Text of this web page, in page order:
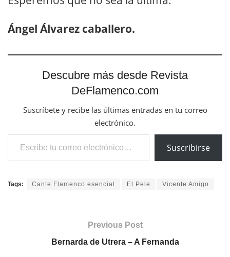
Ángel Álvarez caballero.
Descubre más desde Revista
DeFlamenco.com
Suscríbete y recibe las últimas entradas en tu correo
electrónico.
Escribe tu correo electrónico…
Suscribirse
Tags: Cante Flamenco esencial El Pele Vicente Amigo
Previous Post
Bernarda de Utrera – A Fernanda